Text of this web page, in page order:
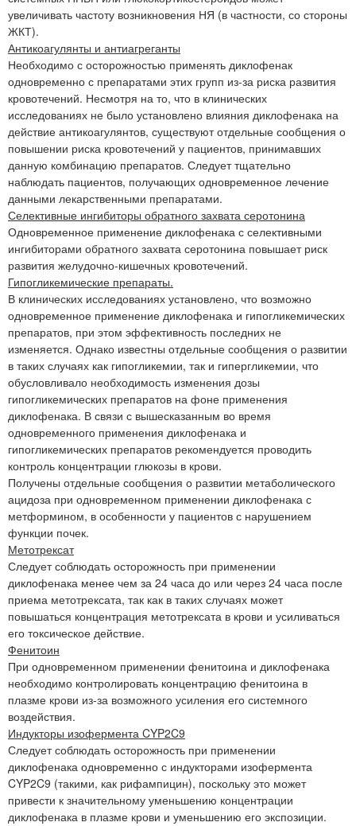
увеличивать частоту возникновения НЯ (в частности, со стороны
ЖКТ).
Антикоагулянты и антиагреганты
Необходимо с осторожностью применять диклофенак
одновременно с препаратами этих групп из-за риска развития
кровотечений. Несмотря на то, что в клинических
исследованиях не было установлено влияния диклофенака на
действие антикоагулянтов, существуют отдельные сообщения о
повышении риска кровотечений у пациентов, принимавших
данную комбинацию препаратов. Следует тщательно
наблюдать пациентов, получающих одновременное лечение
данными лекарственными препаратами.
Селективные ингибиторы обратного захвата серотонина
Одновременное применение диклофенака с селективными
ингибиторами обратного захвата серотонина повышает риск
развития желудочно-кишечных кровотечений.
Гипогликемические препараты.
В клинических исследованиях установлено, что возможно
одновременное применение диклофенака и гипогликемических
препаратов, при этом эффективность последних не
изменяется. Однако известны отдельные сообщения о развитии
в таких случаях как гипогликемии, так и гипергликемии, что
обусловливало необходимость изменения дозы
гипогликемических препаратов на фоне применения
диклофенака. В связи с вышесказанным во время
одновременного применения диклофенака и
гипогликемических препаратов рекомендуется проводить
контроль концентрации глюкозы в крови.
Получены отдельные сообщения о развитии метаболического
ацидоза при одновременном применении диклофенака с
метформином, в особенности у пациентов с нарушением
функции почек.
Метотрексат
Следует соблюдать осторожность при применении
диклофенака менее чем за 24 часа до или через 24 часа после
приема метотрексата, так как в таких случаях может
повышаться концентрация метотрексата в крови и усиливаться
его токсическое действие.
Фенитоин
При одновременном применении фенитоина и диклофенака
необходимо контролировать концентрацию фенитоина в
плазме крови из-за возможного усиления его системного
воздействия.
Индукторы изофермента CYP2C9
Следует соблюдать осторожность при применении
диклофенака одновременно с индукторами изофермента
CYP2C9 (такими, как рифампицин), поскольку это может
привести к значительному уменьшению концентрации
диклофенака в плазме крови и уменьшению его экспозиции.